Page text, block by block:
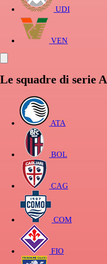
UDI
VEN
Le squadre di serie A
ATA
BOL
CAG
COM
FIO